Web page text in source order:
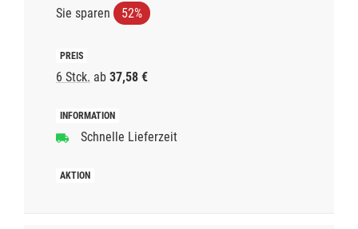
Sie sparen 52%
6 Stck. ab 37,58 €
Schnelle Lieferzeit